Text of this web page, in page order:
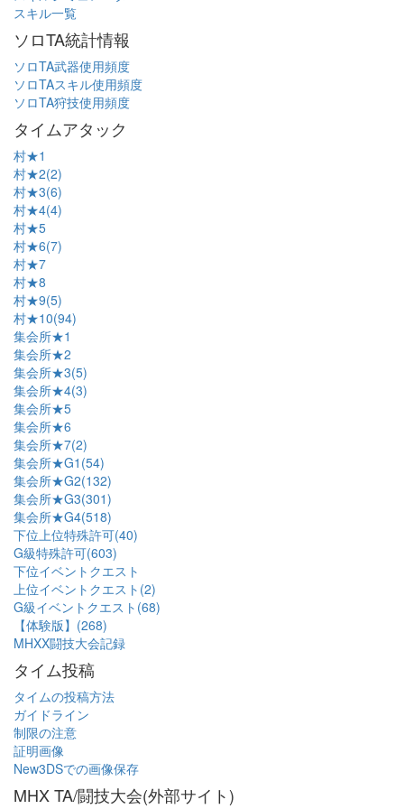
スキル一覧
ソロTA統計情報
ソロTA武器使用頻度
ソロTAスキル使用頻度
ソロTA狩技使用頻度
タイムアタック
村★1
村★2(2)
村★3(6)
村★4(4)
村★5
村★6(7)
村★7
村★8
村★9(5)
村★10(94)
集会所★1
集会所★2
集会所★3(5)
集会所★4(3)
集会所★5
集会所★6
集会所★7(2)
集会所★G1(54)
集会所★G2(132)
集会所★G3(301)
集会所★G4(518)
下位上位特殊許可(40)
G級特殊許可(603)
下位イベントクエスト
上位イベントクエスト(2)
G級イベントクエスト(68)
【体験版】(268)
MHXX闘技大会記録
タイム投稿
タイムの投稿方法
ガイドライン
制限の注意
証明画像
New3DSでの画像保存
MHX TA/闘技大会(外部サイト)